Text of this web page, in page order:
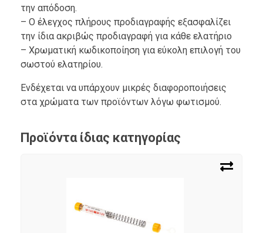
την απόδοση.
– Ο έλεγχος πλήρους προδιαγραφής εξασφαλίζει
την ίδια ακριβώς προδιαγραφή για κάθε ελατήριο
– Χρωματική κωδικοποίηση για εύκολη επιλογή του
σωστού ελατηρίου.
Ενδέχεται να υπάρχουν μικρές διαφοροποιήσεις
στα χρώματα των προϊόντων λόγω φωτισμού.
Προϊόντα ίδιας κατηγορίας